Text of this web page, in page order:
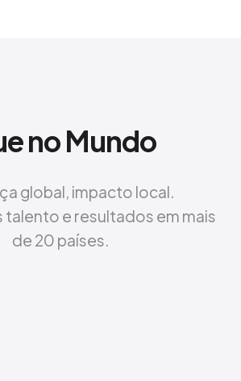
no Mundo
global, impacto local.
e resultados em mais
de 20 países.